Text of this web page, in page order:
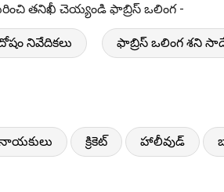
తనిఖీ చెయ్యండి ఫాబ్రిస్ ఒలింగ -
నివేదికలు ఫాబ్రిస్ ఒలింగ శని
క్రికెట్ హాలీవుడ్